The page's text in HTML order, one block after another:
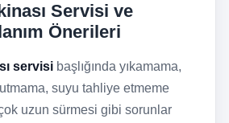
Servisi ve
Önerileri
servisi başlığında yıkamama,
suyu tahliye etmeme
uzun sürmesi gibi sorunlar